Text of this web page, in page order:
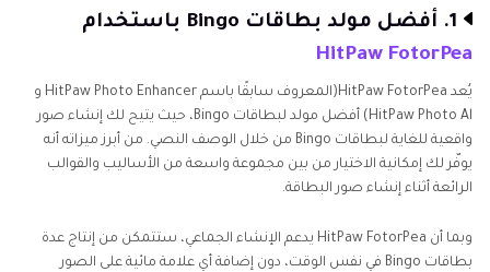
1. أفضل مولد بطاقات Bingo باستخدام
HitPaw FotorPea
يُعد HitPaw FotorPea(المعروف سابقًا باسم HitPaw Photo Enhancer و
HitPaw Photo Al) أفضل مولد لبطاقات Bingo، حيث يتيح لك إنشاء صور
واقعية للغاية لبطاقات Bingo من خلال الوصف النصي. من أبرز ميزاته أنه
يوفّر لك إمكانية الاختيار من بين مجموعة واسعة من الأساليب والقوالب
الرائعة أثناء إنشاء صور البطاقة.
وبما أن HitPaw FotorPea يدعم الإنشاء الجماعي، ستتمكن من إنتاج عدة
بطاقات Bingo في نفس الوقت، دون إضافة أي علامة مائية على الصور